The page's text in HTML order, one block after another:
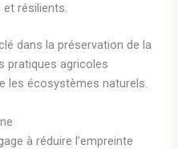
résilients.
dans la préservation de la
pratiques agricoles
les écosystèmes naturels.
à réduire l’empreinte